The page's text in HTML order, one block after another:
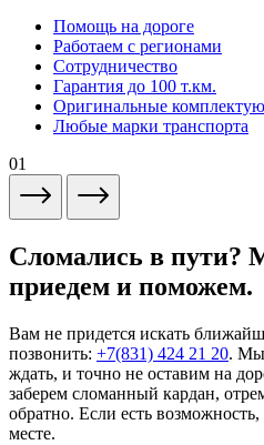
Помощь на дороге
Работаем с регионами
Сотрудничество
Гарантия до 100 т.км.
Оригинальные
Любые марки транспорта
01
Сломались в пути?
приедем и поможем.
Вам не придется искать
позвонить: +7(831) 424 21 20. Мы
ждать, и точно не оставим на
заберем сломанный кардан,
обратно. Если есть
месте.